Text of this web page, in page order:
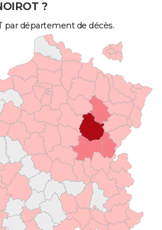
?
par département de décès.